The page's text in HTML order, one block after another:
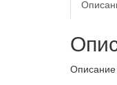
Описание